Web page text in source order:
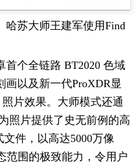
哈苏大师王建军使用Find
首个全链路 BT2020 色域
以及新一代ProXDR显
片效果。大师模式还通
照片提供了史无前例的高
件，以高达5000万像
范围的极致能力，令用户